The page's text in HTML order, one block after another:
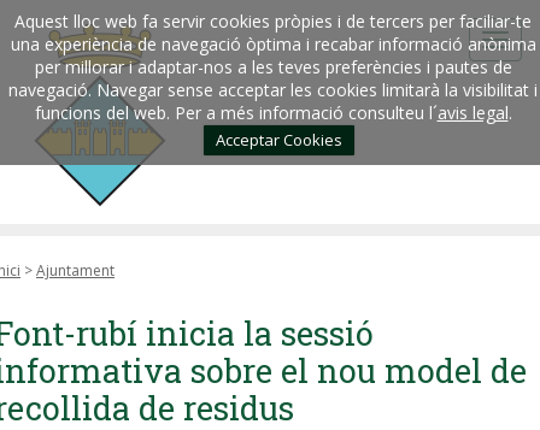
Aquest lloc web fa servir cookies pròpies i de tercers per faciliar-te
una experiència de navegació òptima i recabar informació anònima
per millorar i adaptar-nos a les teves preferències i pautes de
navegació. Navegar sense acceptar les cookies limitarà la visibilitat i
funcions del web. Per a més informació consulteu l´avis legal.
Acceptar Cookies
>Ajuntament
rubí inicia la sessió
sobre el nou model de
de residus